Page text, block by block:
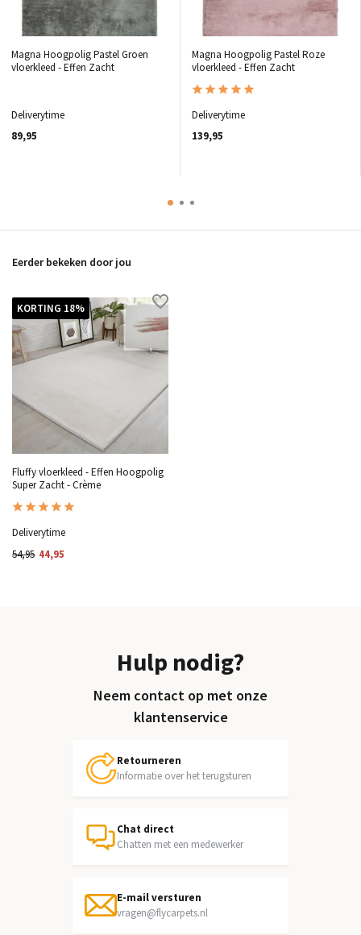
Magna Hoogpolig Pastel Groen
vloerkleed - Effen Zacht
Deliverytime
89,95
Magna Hoogpolig Pastel Roze
vloerkleed - Effen Zacht
Deliverytime
139,95
Eerder bekeken door jou
KORTING 18%
Fluffy vloerkleed - Effen Hoogpolig
Super Zacht - Crème
Deliverytime
54,95 44,95
Hulp nodig?
Neem contact op met onze
klantenservice
Retourneren
Informatie over het terugsturen
Chat direct
Chatten met een medewerker
E-mail versturen
vragen@flycarpets.nl